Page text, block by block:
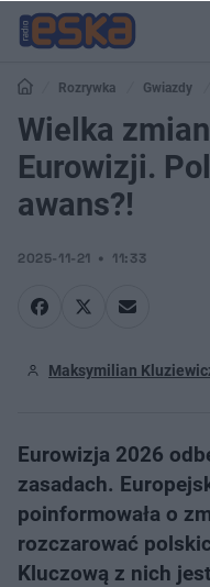
Rozrywka Gwiazdy
Polska bez szans na awans?!
Wielka
Eurowizji.
awans?!
2025-11-21 11:33
Maksymilian
Eurowizja 2026
zasadach.
poinformowała o
rozczarować
Kluczową z nich